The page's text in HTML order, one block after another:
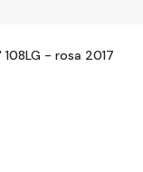
- rosa 2017